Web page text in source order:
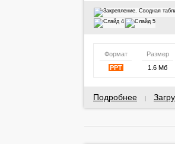
Формат
Размер
PPT
1.6 Мб
Подробнее